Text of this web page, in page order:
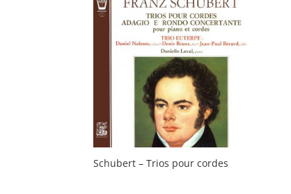
Schubert – Trios pour cordes